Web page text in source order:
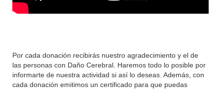
Por cada donación recibirás nuestro agradecimiento y el de
las personas con Daño Cerebral. Haremos todo lo posible por
informarte de nuestra actividad si así lo deseas. Además, con
cada donación emitimos un certificado para que puedas